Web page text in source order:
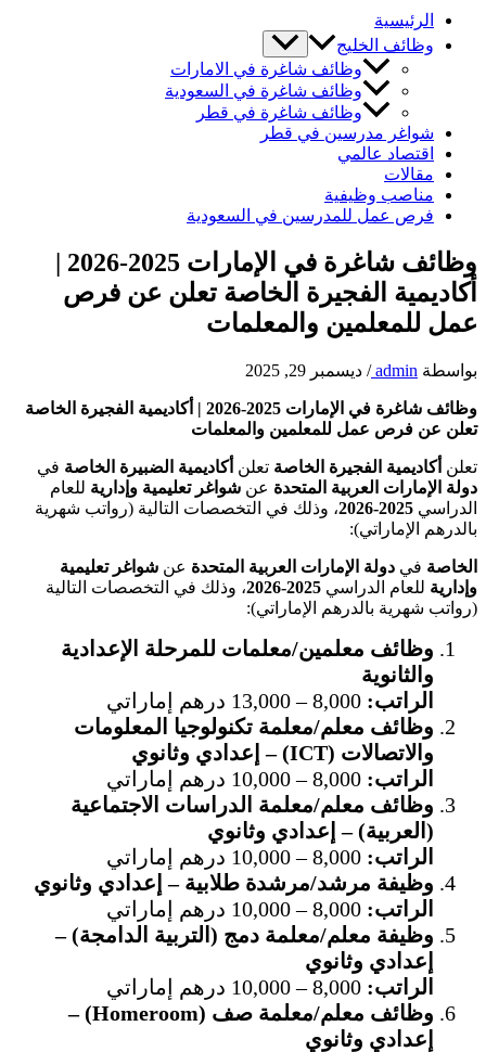
الرئيسية
وظائف الخليج
وظائف شاغرة في الامارات
وظائف شاغرة في السعودية
وظائف شاغرة في قطر
شواغر مدرسين في قطر
اقتصاد عالمي
مقالات
مناصب وظيفية
فرص عمل للمدرسين في السعودية
أكاديمية الفجيرة الخاصة تعلن عن فرص
عمل للمعلمين والمعلمات
بواسطة admin
/ ديسمبر 29, 2025
وظائف شاغرة في الإمارات 2025-2026 | أكاديمية الفجيرة الخاصة
تعلن عن فرص عمل للمعلمين والمعلمات
تعلن أكاديمية الفجيرة الخاصة تعلن أكاديمية الضبيرة الخاصة في
دولة الإمارات العربية المتحدة عن شواغر تعليمية وإدارية للعام
الدراسي 2025-2026
، وذلك في التخصصات التالية (رواتب شهرية
بالدرهم الإماراتي):
الخاصة في دولة الإمارات العربية المتحدة عن شواغر تعليمية
وإدارية للعام الدراسي 2025-2026
، وذلك في التخصصات التالية
(رواتب شهرية بالدرهم الإماراتي):
وظائف معلمين/معلمات للمرحلة الإعدادية
والثانوية
الراتب:
وظائف معلم/معلمة تكنولوجيا المعلومات
والاتصالات (ICT) – إعدادي وثانوي
الراتب:
وظائف معلم/معلمة الدراسات الاجتماعية
(العربية) – إعدادي وثانوي
الراتب:
وظيفة مرشد/مرشدة طلابية – إعدادي وثانوي
الراتب:
وظيفة معلم/معلمة دمج (التربية الدامجة) –
إعدادي وثانوي
الراتب:
وظائف معلم/معلمة صف (Homeroom) –
إعدادي وثانوي